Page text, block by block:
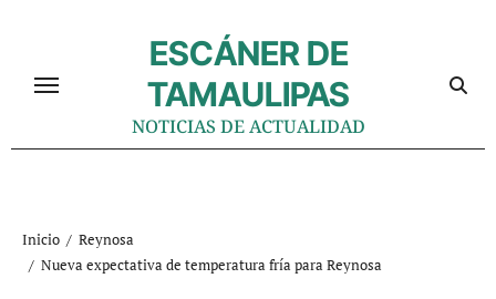
contenido
ESCÁNER DE
TAMAULIPAS
NOTICIAS DE ACTUALIDAD
Inicio
Reynosa
Nueva expectativa de temperatura fría para Reynosa